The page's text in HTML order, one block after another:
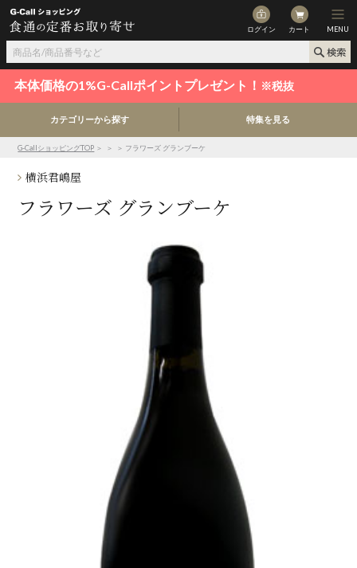
ログイン カート MENU
本体価格の1%G-Callポイントプレゼント！ ※税抜
カテゴリーから探す 特集を見る
G-CallショッピングTOP ＞ ＞ ＞ フラワーズ グランブーケ
横浜君嶋屋
フラワーズ グランブーケ